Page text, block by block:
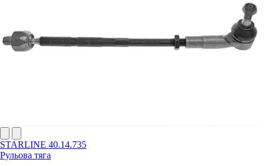
STARLINE 40.14.735
Рульова тяга